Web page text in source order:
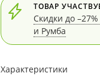
ТОВАР
Скидки до
и Румба
Характеристики